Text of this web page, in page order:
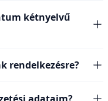
kétnyelvű
rendelkezésre?